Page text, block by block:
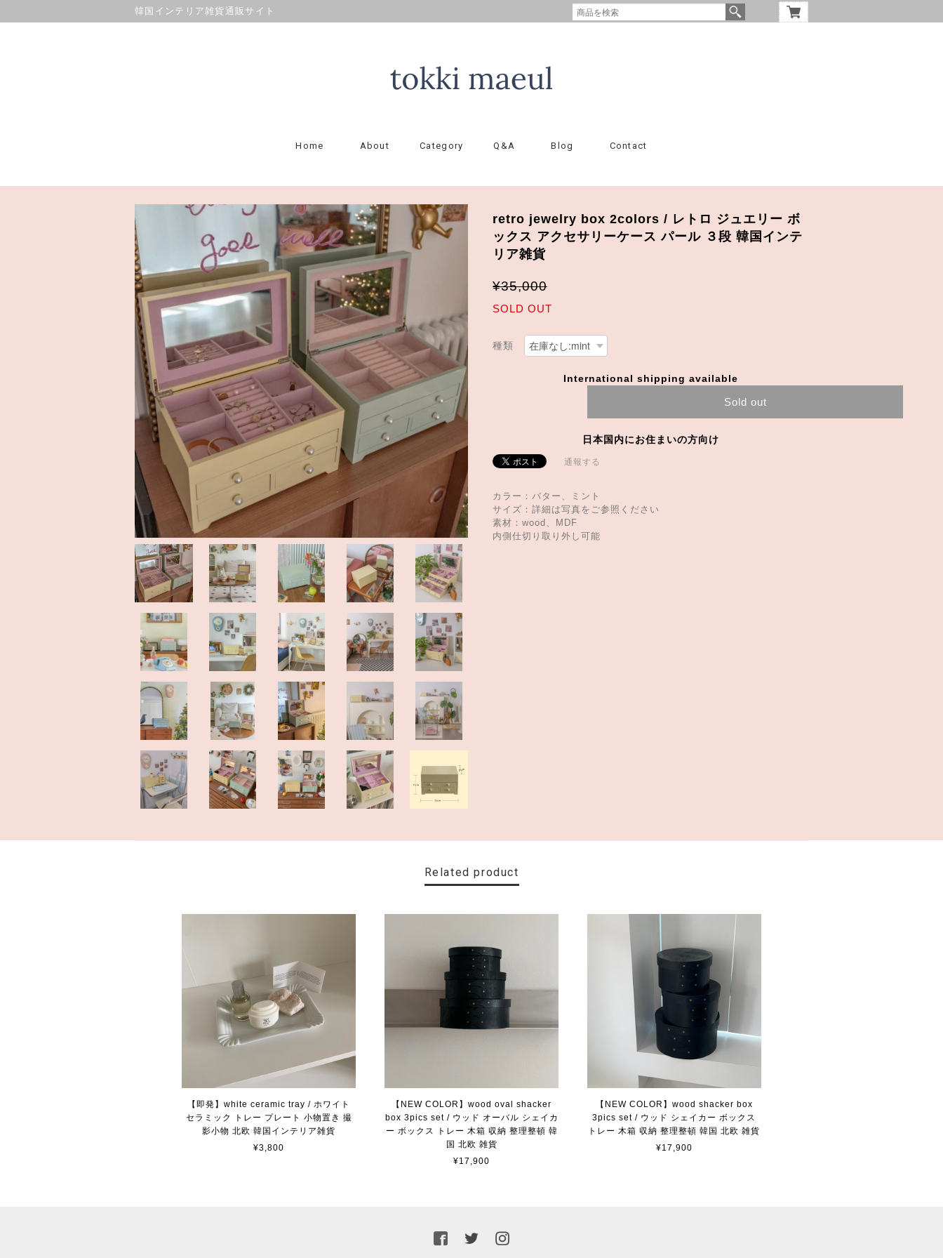
韓国インテリア雑貨通販サイト
Home About Category Q&A Blog Contact
retro jewelry box 2colors / レトロ ジュエリー ボ
ックス アクセサリーケース パール ３段 韓国インテ
リア雑貨
¥35,000
SOLD OUT
種類
International shipping available
Sold out
日本国内にお住まいの方向け
通報する
カラー：バター、ミント
サイズ：詳細は写真をご参照ください
素材：wood、MDF
内側仕切り取り外し可能
Related product
【即発】white ceramic tray / ホワイト
セラミック トレー プレート 小物置き 撮
影小物 北欧 韓国インテリア雑貨
¥3,800
【NEW COLOR】wood oval shacker
box 3pics set / ウッド オーバル シェイカ
ー ボックス トレー 木箱 収納 整理整頓 韓
国 北欧 雑貨
¥17,900
【NEW COLOR】wood shacker box
3pics set / ウッド シェイカー ボックス
トレー 木箱 収納 整理整頓 韓国 北欧 雑貨
¥17,900